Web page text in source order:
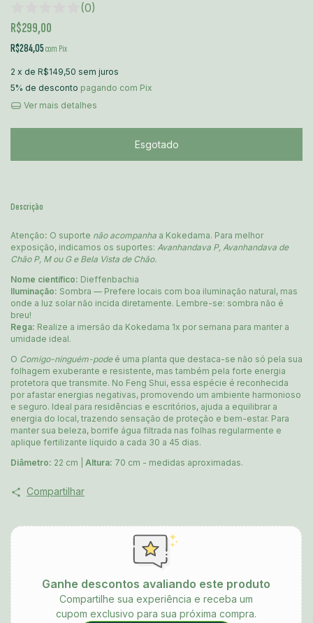
(0)
R$299,00
R$284,05com Pix
2 x de R$149,50 sem juros
5% de desconto pagando com Pix
Ver mais detalhes
Descrição
Atenção: O suporte não acompanha a Kokedama. Para melhor
exposição, indicamos os suportes: Avanhandava P, Avanhandava de
Chão P, M ou G e Bela Vista de Chão.
Nome científico: Dieffenbachia
Iluminação: Sombra — Prefere locais com boa iluminação natural, mas
onde a luz solar não incida diretamente. Lembre-se: sombra não é
breu!
Rega: Realize a imersão da Kokedama 1x por semana para manter a
umidade ideal.
O Comigo-ninguém-podeé uma planta que destaca-se não só pela sua
folhagem exuberante e resistente, mas também pela forte energia
protetora que transmite. No Feng Shui, essa espécie é reconhecida
por afastar energias negativas, promovendo um ambiente harmonioso
e seguro. Ideal para residências e escritórios, ajuda a equilibrar a
energia do local, trazendo sensação de proteção e bem-estar. Para
manter sua beleza, borrife água filtrada nas folhas regularmente e
aplique fertilizante líquido a cada 30 a 45 dias.
Diâmetro: 22 cm | Altura: 70 cm - medidas aproximadas.
Compartilhar
Ganhe descontos avaliando este produto
Compartilhe sua experiência e receba um
cupom exclusivo para sua próxima compra.